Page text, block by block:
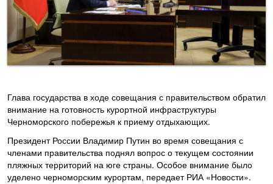
Глава государства в ходе совещания с правительством обратил
внимание на готовность курортной инфраструктуры
Черноморского побережья к приему отдыхающих.
Президент России Владимир Путин во время совещания с
членами правительства поднял вопрос о текущем состоянии
пляжных территорий на юге страны. Особое внимание было
уделено черноморским курортам, передает РИА «Новости».